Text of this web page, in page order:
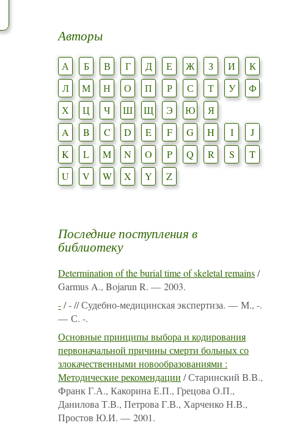
Авторы
А Б В Г Д Е Ж З И
К
Л
М Н О П Р С Т У
Ф
Х
Ц Ч Ш Щ Э Ю
Я
A
B C D E F G H I
J
K
L M N O P Q R S
T
U
V W X Y Z
Последние поступления в
библиотеку
Determination of the burial time of skeletal remains/
Garmus A., Bojarun R. — 2003.
-/ - // Судебно-медицинская экспертиза. — М., -.
— С. -.
Основные принципы выбора и кодирования
первоначальной причины смерти больных со
злокачественными новообразованиями :
Методические рекомендации / Старинский В.В.,
Франк Г.А., Какорина Е.П., Грецова О.П.,
Данилова Т.В., Петрова Г.В., Харченко Н.В.,
Простов Ю.И. — 2001.